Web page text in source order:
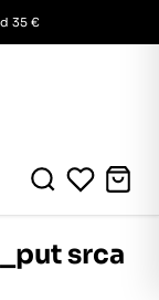
35 €
srca